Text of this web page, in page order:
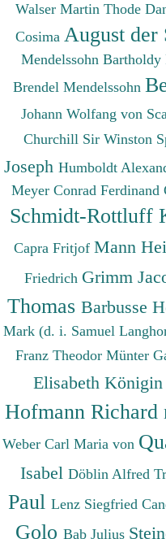
Walser Martin Thode
Cosima August der
Mendelssohn Bartholdy
Brendel Mendelssohn
Johann Wolfang von
Churchill Sir Winston
Joseph Humboldt
Meyer Conrad Ferdinand
Schmidt-Rottluff
Capra Fritjof Mann
Friedrich Grimm
Thomas Barbusse
Mark (d. i. Samuel
Franz Theodor Münter
Elisabeth
Hofmann Richard
Weber Carl Maria von
Isabel Döblin Alfred
Paul Lenz Siegfried
Golo Bab Julius